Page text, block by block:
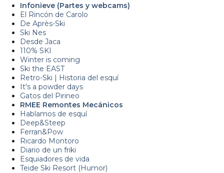
Infonieve (Partes y webcams)
El Rincón de Carolo
De Après-Ski
Ski Nes
Desde Jaca
110% SKI
Winter is coming
Ski the EAST
Retro-Ski | Historia del esquí
It's a powder days
Gatos del Pirineo
RMEE Remontes Mecánicos
Hablamos de esquí
Deep&Steep
Ferran&Pow
Ricardo Montoro
Diario de un friki
Esquiadores de vida
Teide Ski Resort (Humor)